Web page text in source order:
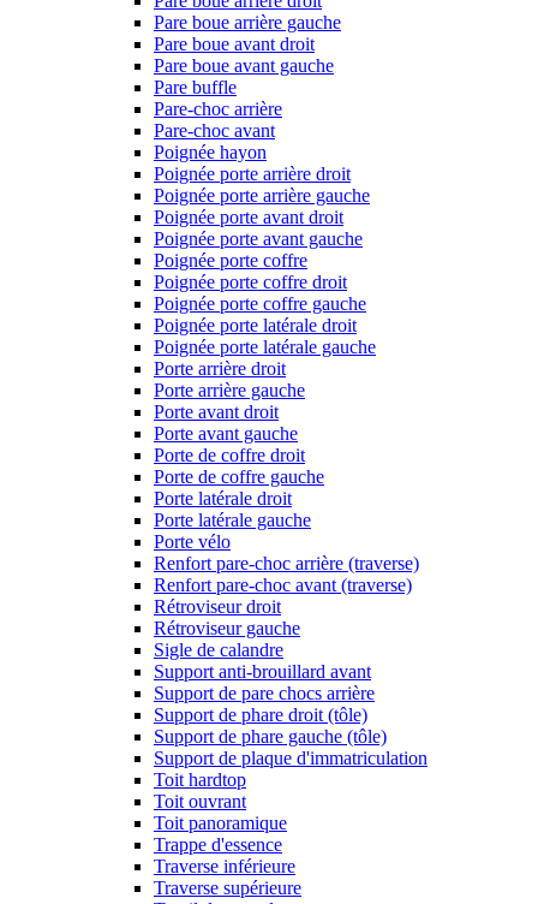
Pare boue arrière gauche
Pare boue avant droit
Pare boue avant gauche
Pare buffle
Pare-choc arrière
Pare-choc avant
Poignée hayon
Poignée porte arrière droit
Poignée porte arrière gauche
Poignée porte avant droit
Poignée porte avant gauche
Poignée porte coffre
Poignée porte coffre droit
Poignée porte coffre gauche
Poignée porte latérale droit
Poignée porte latérale gauche
Porte arrière droit
Porte arrière gauche
Porte avant droit
Porte avant gauche
Porte de coffre droit
Porte de coffre gauche
Porte latérale droit
Porte latérale gauche
Porte vélo
Renfort pare-choc arrière (traverse)
Renfort pare-choc avant (traverse)
Rétroviseur droit
Rétroviseur gauche
Sigle de calandre
Support anti-brouillard avant
Support de pare chocs arrière
Support de phare droit (tôle)
Support de phare gauche (tôle)
Support de plaque d'immatriculation
Toit hardtop
Toit ouvrant
Toit panoramique
Trappe d'essence
Traverse inférieure
Traverse supérieure